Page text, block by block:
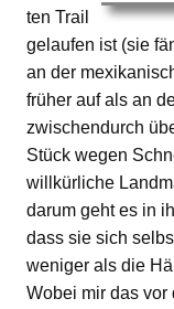
ten Trail
gelaufen ist (sie
an der
früher auf als an
zwischendurch
Stück wegen
willkürliche
darum geht es in
dass sie sich
weniger als die
Wobei mir das vor